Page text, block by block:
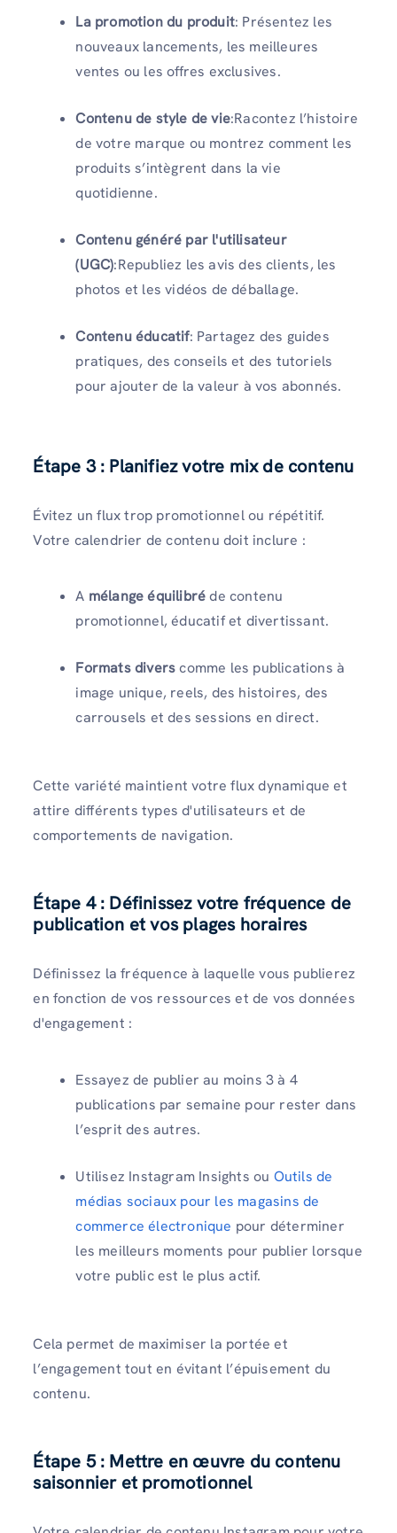
La promotion du produit: Présentez les
nouveaux lancements, les meilleures
ventes ou les offres exclusives.
Contenu de style de vie:Racontez l’histoire
de votre marque ou montrez comment les
produits s’intègrent dans la vie
quotidienne.
Contenu généré par l'utilisateur
(UGC):Republiez les avis des clients, les
photos et les vidéos de déballage.
Contenu éducatif: Partagez des guides
pratiques, des conseils et des tutoriels
pour ajouter de la valeur à vos abonnés.
Étape 3 : Planifiez votre mix de contenu
Évitez un flux trop promotionnel ou répétitif.
Votre calendrier de contenu doit inclure :
A mélange équilibréde contenu
promotionnel, éducatif et divertissant.
Formats diverscomme les publications à
image unique, reels, des histoires, des
carrousels et des sessions en direct.
Cette variété maintient votre flux dynamique et
attire différents types d'utilisateurs et de
comportements de navigation.
Étape 4 : Définissez votre fréquence de
publication et vos plages horaires
Définissez la fréquence à laquelle vous publierez
en fonction de vos ressources et de vos données
d'engagement :
Essayez de publier au moins 3 à 4
publications par semaine pour rester dans
l’esprit des autres.
Utilisez Instagram Insights ou Outils de
médias sociaux pour les magasins de
commerce électronique pour déterminer
les meilleurs moments pour publier lorsque
votre public est le plus actif.
Cela permet de maximiser la portée et
l’engagement tout en évitant l’épuisement du
contenu.
Étape 5 : Mettre en œuvre du contenu
saisonnier et promotionnel